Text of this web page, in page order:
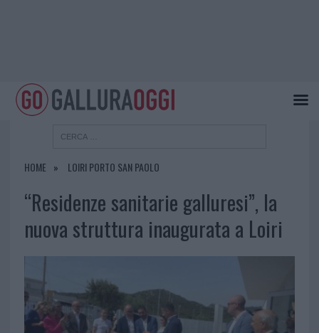
HOME LOIRI PORTO SAN PAOLO
“Residenze sanitarie galluresi”, la
nuova struttura inaugurata a Loiri